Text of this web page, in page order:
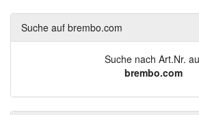
Suche auf brembo.com
Suche nach Art.Nr.
brembo.com